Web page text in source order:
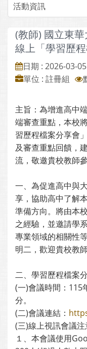
活動資訊
(教師) 國立東
線上「學習歷程
日期 : 2026-03-05
單位 : 註冊組
主旨：為增進高中
端審查重點，本校
習歷程檔案分享會
及審查重點回饋，
流，敬邀貴校教師
一、為促進高中與
享，協助高中了解
準備方向。將由本
之經驗，並邀請學
專業領域的相關性
明二，歡迎貴校教
二、學習歷程檔案
(一)會議時間：115
分。
(二)會議連結：
(三)線上視訊會議注
１、本會議使用